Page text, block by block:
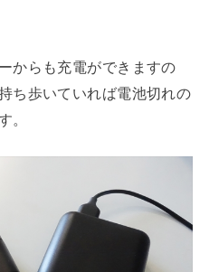
からも充電ができますの
ち歩いていれば電池切れの
。